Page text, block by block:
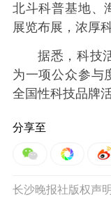
北斗科普基地、
展览布展，浓厚
据悉，科技
为一项公众参与
全国性科技品牌活
分享至
长沙晚报社版权声明